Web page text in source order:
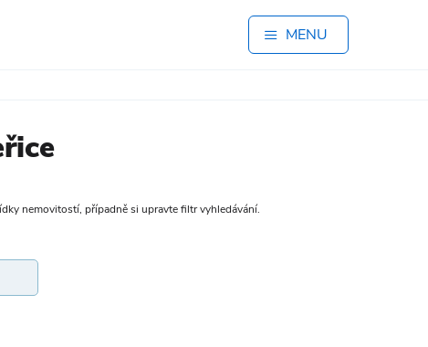
MENU
nemovitostí, případně si upravte filtr vyhledávání.